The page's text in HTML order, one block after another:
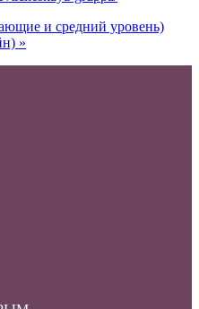
и средний уровень)
»